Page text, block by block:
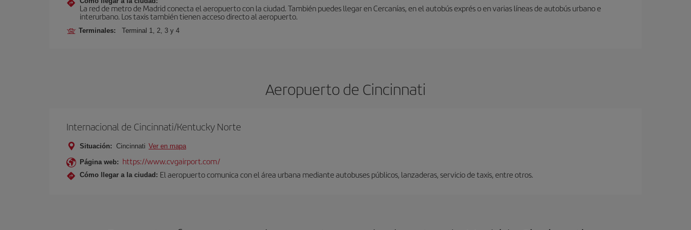
La red de metro de Madrid conecta el aeropuerto con la ciudad. También puedes llegar en Cercanías, en el autobús exprés o en varias líneas de autobús urbano e
interurbano. Los taxis también tienen acceso directo al aeropuerto.
Terminales: Terminal 1, 2, 3 y 4
Aeropuerto de Cincinnati
Internacional de Cincinnati/Kentucky Norte
Situación: Cincinnati Ver en mapa
Página web: https://www.cvgairport.com/
Cómo llegar a la ciudad: El aeropuerto comunica con el área urbana mediante autobuses públicos, lanzaderas, servicio de taxis, entre otros.